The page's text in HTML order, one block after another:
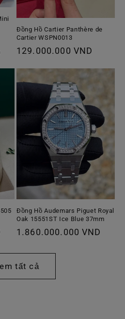
Đồng Hồ Cartier Panthère de
Cartier WSPN0013
Giá
thường
129.000.000 VND
Đồng Hồ Audemars Piguet Royal
Oak 15551ST Ice Blue 37mm
Giá
1.860.000.000 VND
tất cả